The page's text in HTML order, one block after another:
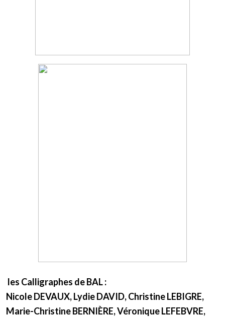
les Calligraphes de BAL :
Nicole DEVAUX, Lydie DAVID, Christine LEBIGRE,
Marie-Christine BERNIÈRE, Véronique LEFEBVRE,